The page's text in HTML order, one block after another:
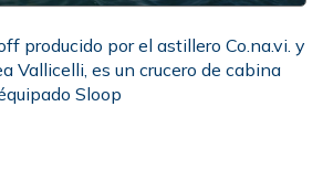
producido por el astillero Co.na.vi. y
Vallicelli, es un crucero de cabina
Sloop